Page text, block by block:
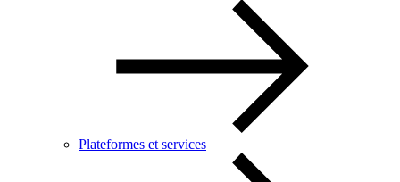
Plateformes et services